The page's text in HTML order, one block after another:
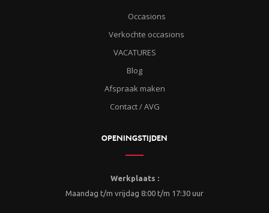
Occasions
Verkochte occasions
VACATURES
Blog
Afspraak maken
Contact / AVG
OPENINGSTIJDEN
Werkplaats :
Maandag t/m vrijdag 8:00 t/m 17:30 uur